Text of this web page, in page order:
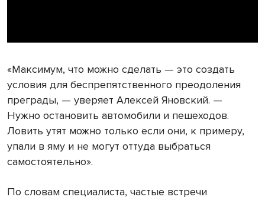
«Максимум, что можно сделать — это создать
условия для беспрепятственного преодоления
преграды, — уверяет Алексей Яновский. —
Нужно остановить автомобили и пешеходов.
Ловить утят можно только если они, к примеру,
упали в яму и не могут оттуда выбраться
самостоятельно».
По словам специалиста, частые встречи